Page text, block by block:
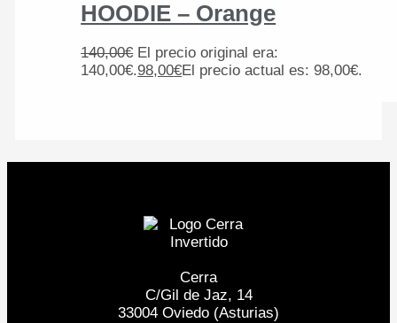
HOODIE – Orange
140,00€ El precio original era:
140,00€.98,00€El precio actual es: 98,00€.
Cerra
C/Gil de Jaz, 14
33004 Oviedo (Asturias)